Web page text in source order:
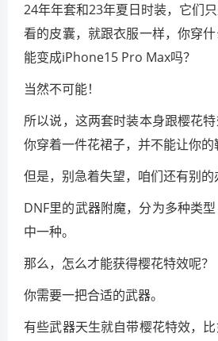
24年年套和23年夏日时装，它们
看的皮囊，就跟衣服一样，你穿
能变成iPhone15 Pro Max吗？
当然不可能！
所以说，这两套时装本身跟樱花
你穿着一件花裙子，并不能让你的
但是，别急着失望，咱们还有别的
DNF里的武器附魔，分为多种类
中一种。
那么，怎么才能获得樱花特效呢？
你需要一把合适的武器。
有些武器天生就自带樱花特效，